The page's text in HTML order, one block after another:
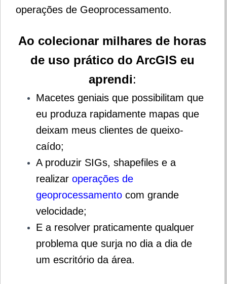
operações de Geoprocessamento.
Ao colecionar milhares de horas
de uso prático do ArcGIS eu
aprendi:
Macetes geniais que possibilitam que
eu produza rapidamente mapas que
deixam meus clientes de queixo-
caído;
A produzir SIGs, shapefiles e a
realizar operações de
geoprocessamento com grande
velocidade;
E a resolver praticamente qualquer
problema que surja no dia a dia de
um escritório da área.